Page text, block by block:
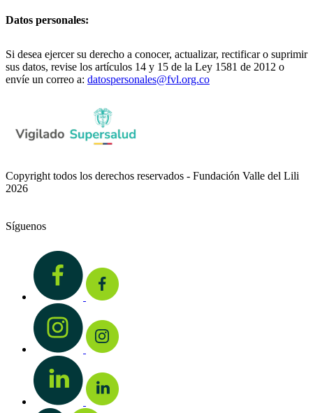
Datos personales:
Si desea ejercer su derecho a conocer, actualizar, rectificar o suprimir
sus datos, revise los artículos 14 y 15 de la Ley 1581 de 2012 o
envíe un correo a: datospersonales@fvl.org.co
Copyright todos los derechos reservados - Fundación Valle del Lili
2026
Síguenos